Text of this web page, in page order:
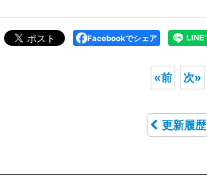
Facebookでシェア
«前 次»
更新履歴